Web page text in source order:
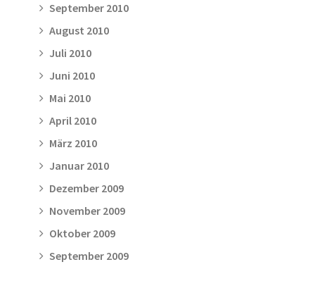
September 2010
August 2010
Juli 2010
Juni 2010
Mai 2010
April 2010
März 2010
Januar 2010
Dezember 2009
November 2009
Oktober 2009
September 2009